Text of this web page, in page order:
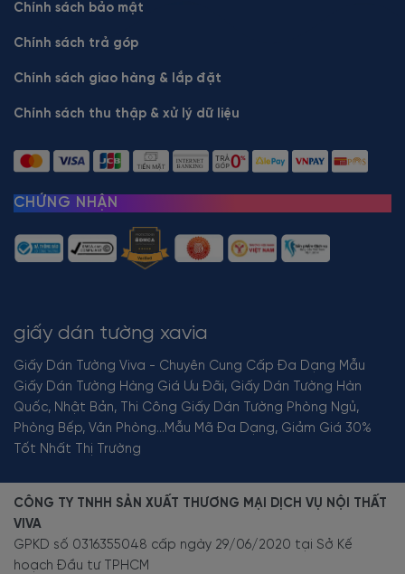
giấy dán tường xavia
Giấy Dán Tường Viva - Chuyên Cung Cấp Đa Dạng Mẫu
Giấy Dán Tường Hàng Giá Ưu Đãi, Giấy Dán Tường Hàn
Quốc, Nhật Bản, Thi Công Giấy Dán Tường Phòng Ngủ,
Phòng Bếp, Văn Phòng...Mẫu Mã Đa Dạng, Giảm Giá 30%
Tốt Nhất Thị Trường
Chính sách bảo mật
Chính sách trả góp
Chính sách giao hàng & lắp đặt
Chính sách thu thập & xử lý dữ liệu
CHỨNG NHẬN
CÔNG TY TNHH SẢN XUẤT THƯƠNG MẠI DỊCH VỤ NỘI THẤT
VIVA
GPKD số 0316355048 cấp ngày 29/06/2020 tại Sở Kế
hoạch Đầu tư TPHCM